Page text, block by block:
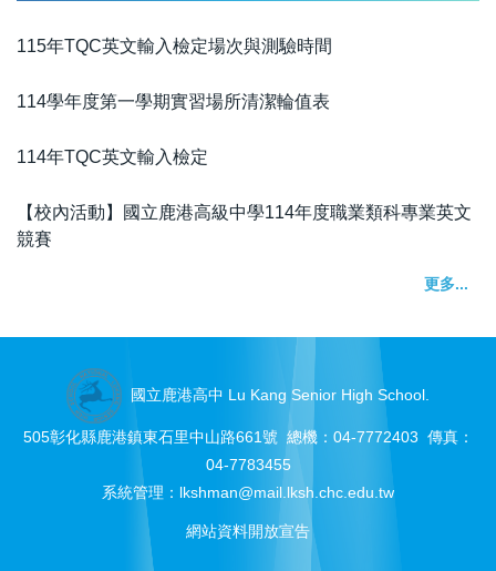
115年TQC英文輸入檢定場次與測驗時間
114學年度第一學期實習場所清潔輪值表
114年TQC英文輸入檢定
【校內活動】國立鹿港高級中學114年度職業類科專業英文
競賽
更多...
國立鹿港高中 Lu Kang Senior High School.
505彰化縣鹿港鎮東石里中山路661號 總機：04-7772403 傳真：
04-7783455
系統管理： lkshman@mail.lksh.chc.edu.tw
網站資料開放宣告